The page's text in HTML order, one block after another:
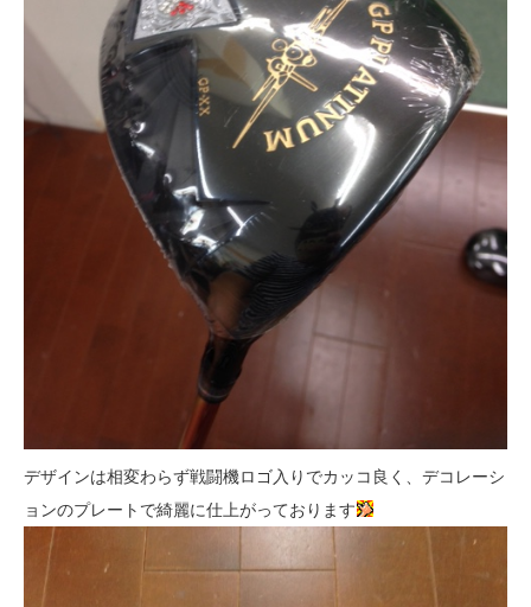
デザインは相変わらず戦闘機ロゴ入りでカッコ良く、デコレーシ
ョンのプレートで綺麗に仕上がっております